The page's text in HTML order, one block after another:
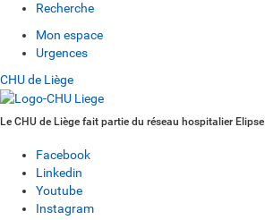
Recherche
Mon espace
Urgences
CHU de Liège
Le CHU de Liège fait partie du réseau hospitalier Elipse
Facebook
Linkedin
Youtube
Instagram